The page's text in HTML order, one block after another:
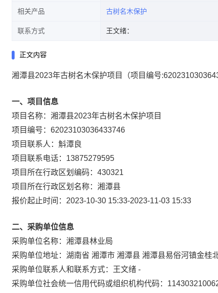
相关产品 古树名木保护
联系方式 王文绪：
正文内容
湘潭县2023年古树名木保护项目 （项目编号:
一、项目信息
项目名称： 湘潭县2023年古树名木保护项目
项目编号： 62023103036433746
项目联系人： 斛潭良
项目联系电话： 13875279595
项目所在行政区划编码： 430321
项目所在行政区划名称： 湘潭县
报价起止时间： 2023-10-30 15:33-2023-11-03 15:33
二、采购单位信息
采购单位名称： 湘潭县林业局
采购单位地址： 湖南省 湘潭市 湘潭县 湘潭县易俗河镇金桂
采购单位联系人和联系方式：
王文绪 -
采购单位社会统一信用代码或组织机构代码：